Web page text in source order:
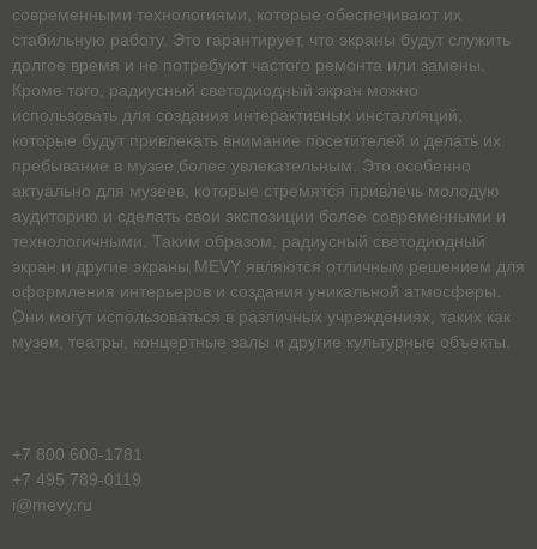
современными технологиями, которые обеспечивают их
стабильную работу. Это гарантирует, что экраны будут служить
долгое время и не потребуют частого ремонта или замены.
Кроме того, радиусный светодиодный экран можно
использовать для создания интерактивных инсталляций,
которые будут привлекать внимание посетителей и делать их
пребывание в музее более увлекательным. Это особенно
актуально для музеев, которые стремятся привлечь молодую
аудиторию и сделать свои экспозиции более современными и
технологичными. Таким образом, радиусный светодиодный
экран и другие экраны MEVY являются отличным решением для
оформления интерьеров и создания уникальной атмосферы.
Они могут использоваться в различных учреждениях, таких как
музеи, театры, концертные залы и другие культурные объекты.
+7 800 600-1781
+7 495 789-0119
i@mevy.ru